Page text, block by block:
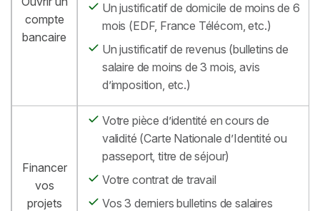
compte
bancaire
Un justificatif de domicile de moins de 6
mois (EDF, France Télécom, etc.)
Un justificatif de revenus (bulletins de
salaire de moins de 3 mois, avis
d’imposition, etc.)
Financer
vos
projets
Votre pièce d’identité en cours de
validité (Carte Nationale d’Identité ou
passeport, titre de séjour)
Votre contrat de travail
Vos 3 derniers bulletins de salaires